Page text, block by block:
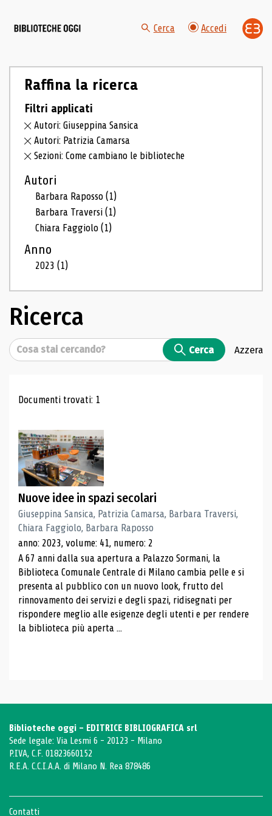
Cerca Accedi
Raffina la ricerca
Filtri applicati
Autori: Giuseppina Sansica
Autori: Patrizia Camarsa
Sezioni: Come cambiano le biblioteche
Autori
Barbara Raposso(1)
Barbara Traversi(1)
Chiara Faggiolo(1)
Anno
2023(1)
Ricerca
Cerca Cerca Azzera
Risultati di ricerca
Documenti trovati: 1
Nuove idee in spazi secolari
Giuseppina Sansica, Patrizia Camarsa, Barbara Traversi,
Chiara Faggiolo, Barbara Raposso
anno: 2023, volume: 41, numero: 2
A 67 anni dalla sua apertura a Palazzo Sormani, la
Biblioteca Comunale Centrale di Milano cambia pelle e si
presenta al pubblico con un nuovo look, frutto del
rinnovamento dei servizi e degli spazi, ridisegnati per
rispondere meglio alle esigenze degli utenti e per rendere
la biblioteca più aperta ...
Biblioteche oggi - EDITRICE BIBLIOGRAFICA srl
Sede legale: Via Lesmi 6 - 20123 - Milano
P.IVA, C.F. 01823660152
R.E.A. C.C.I.A.A. di Milano N. Rea 878486
Contatti